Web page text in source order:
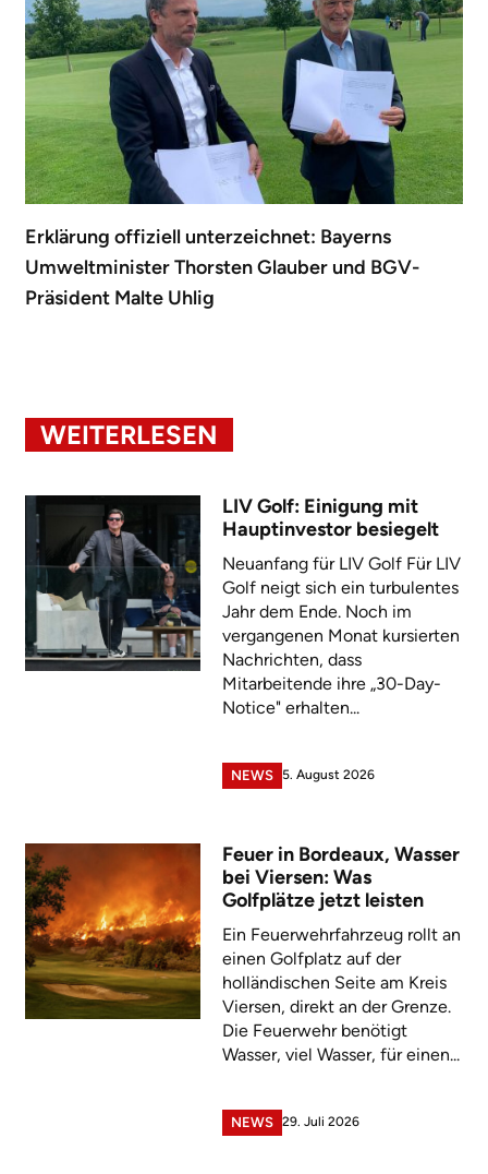
Erklärung offiziell unterzeichnet: Bayerns
Umweltminister Thorsten Glauber und BGV-
Präsident Malte Uhlig
WEITERLESEN
LIV Golf: Einigung mit
Hauptinvestor besiegelt
Neuanfang für LIV Golf Für LIV
Golf neigt sich ein turbulentes
Jahr dem Ende. Noch im
vergangenen Monat kursierten
Nachrichten, dass
Mitarbeitende ihre „30-Day-
Notice" erhalten...
NEWS 5. August 2026
Feuer in Bordeaux, Wasser
bei Viersen: Was
Golfplätze jetzt leisten
Ein Feuerwehrfahrzeug rollt an
einen Golfplatz auf der
holländischen Seite am Kreis
Viersen, direkt an der Grenze.
Die Feuerwehr benötigt
Wasser, viel Wasser, für einen...
NEWS 29. Juli 2026